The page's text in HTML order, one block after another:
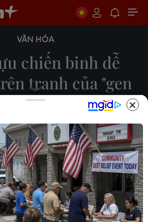
VĂN HÓA
chiến binh dễ
tranh của "gen
yêu nước
Minh Anh
21/09/2025 14:18
phần lớn sinh sau năm 1997 (gen
nước màu sắc tươi sáng, trong
trên "chất liệu" số hóa (vẽ kỹ
tính).